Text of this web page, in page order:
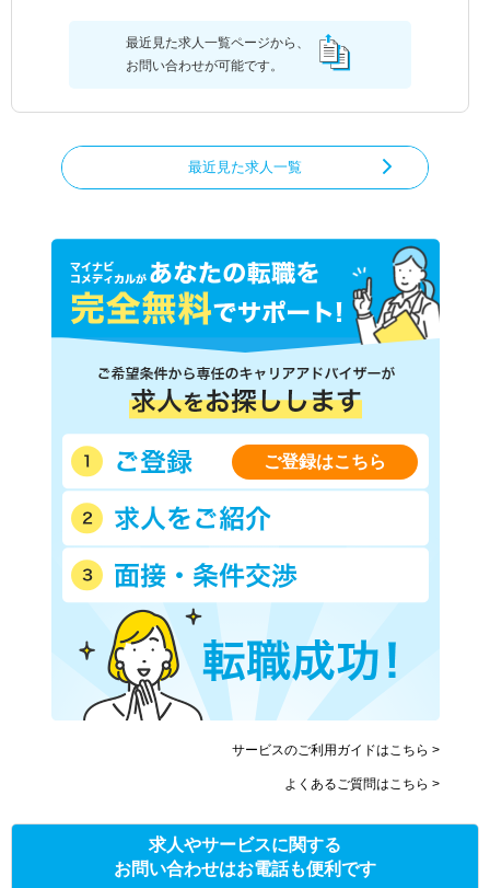
最近見た求人一覧ページから、
お問い合わせが可能です。
最近見た求人一覧
ご登録はこちら
サービスのご利用ガイドはこちら >
よくあるご質問はこちら >
求人やサービスに関する
お問い合わせはお電話も便利です